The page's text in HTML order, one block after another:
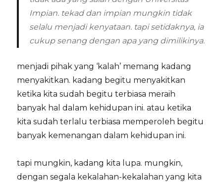
Impian. tekad dan impian mungkin tidak
selalu menjadi kenyataan. tapi setidaknya, ia
cukup senang dengan apa yang dimilikinya.
menjadi pihak yang ‘kalah’ memang kadang
menyakitkan. kadang begitu menyakitkan
ketika kita sudah begitu terbiasa meraih
banyak hal dalam kehidupan ini. atau ketika
kita sudah terlalu terbiasa memperoleh begitu
banyak kemenangan dalam kehidupan ini.
tapi mungkin, kadang kita lupa. mungkin,
dengan segala kekalahan-kekalahan yang kita